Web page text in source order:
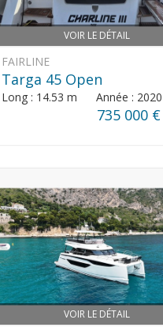
VOIR LE DÉTAIL
FAIRLINE
Targa 45 Open
Long : 14.53 m Année : 2020
735 000
VOIR LE DÉTAIL